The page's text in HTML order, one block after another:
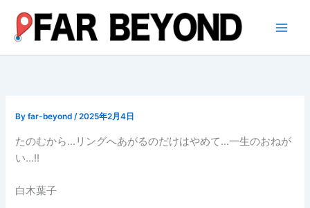
ス
Byfar-beyond/2025年2月4日
たのむから…リングへあがるのだけはやめて…一生のおねが
い…!!
白木葉子